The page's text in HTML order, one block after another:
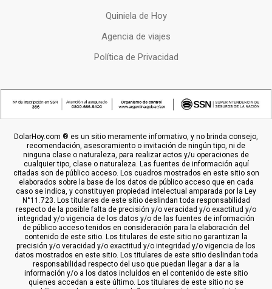
Quiniela de Hoy
Agencia de viajes
Política de Privacidad
DolarHoy.com ® es un sitio meramente informativo, y no brinda consejo,
recomendación, asesoramiento o invitación de ningún tipo, ni de
ninguna clase o naturaleza, para realizar actos y/u operaciones de
cualquier tipo, clase o naturaleza. Las fuentes de información aquí
citadas son de público acceso. Los cuadros mostrados en este sitio son
elaborados sobre la base de los datos de público acceso que en cada
caso se indica, y constituyen propiedad intelectual amparada por la Ley
N°11.723. Los titulares de este sitio deslindan toda responsabilidad
respecto de la posible falta de precisión y/o veracidad y/o exactitud y/o
integridad y/o vigencia de los datos y/o de las fuentes de información
de público acceso tenidos en consideración para la elaboración del
contenido de este sitio. Los titulares de este sitio no garantizan la
precisión y/o veracidad y/o exactitud y/o integridad y/o vigencia de los
datos mostrados en este sitio. Los titulares de este sitio deslindan toda
responsabilidad respecto del uso que puedan llegar a dar a la
información y/o a los datos incluídos en el contenido de este sitio
quienes accedan a este último. Los titulares de este sitio no se